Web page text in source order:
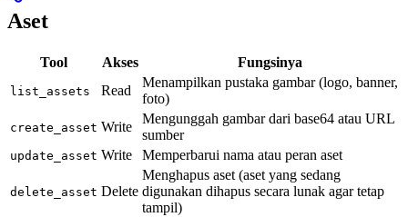
Aset
Tool Akses Fungsinya
list_assets Read
Menampilkan pustaka gambar (logo, banner,
foto)
create_asset Write
Mengunggah gambar dari base64 atau URL
sumber
update_asset Write Memperbarui nama atau peran aset
delete_asset Delete
Menghapus aset (aset yang sedang
digunakan dihapus secara lunak agar tetap
tampil)